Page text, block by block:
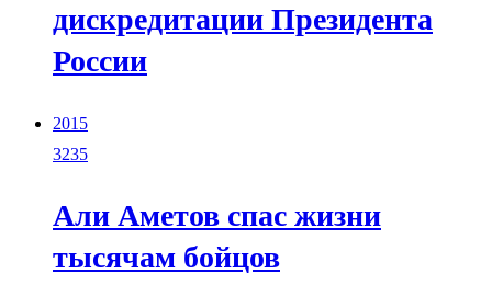
дискредитации Президента
России
2015
3235
Али Аметов спас жизни
тысячам бойцов